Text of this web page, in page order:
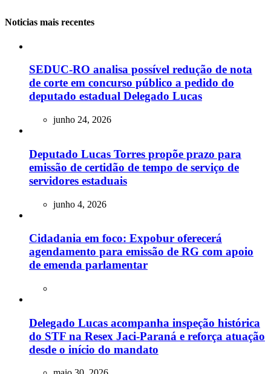
Noticias mais recentes
SEDUC-RO analisa possível redução de nota
de corte em concurso público a pedido do
deputado estadual Delegado Lucas
junho 24, 2026
Deputado Lucas Torres propõe prazo para
emissão de certidão de tempo de serviço de
servidores estaduais
junho 4, 2026
Cidadania em foco: Expobur oferecerá
agendamento para emissão de RG com apoio
de emenda parlamentar
Delegado Lucas acompanha inspeção histórica
do STF na Resex Jaci-Paraná e reforça atuação
desde o início do mandato